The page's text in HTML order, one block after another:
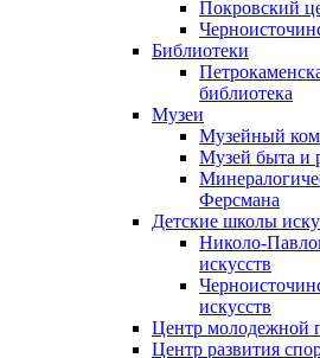
Покровский
Библиотеки
библиотека
Музеи
Музейный
Музей быта и
Ферсмана
Детские школы
Николо-
искусств
искусств
Центр молодежной
Центр развития